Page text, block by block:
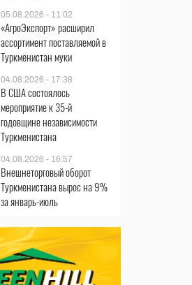
05.08.2026 - 11:02
«АгроЭкспорт» расширил
ассортимент поставляемой в
Туркменистан муки
04.08.2026 - 17:38
В США состоялось
мероприятие к 35-й
годовщине независимости
Туркменистана
04.08.2026 - 16:57
Внешнеторговый оборот
Туркменистана вырос на 9%
за январь-июль